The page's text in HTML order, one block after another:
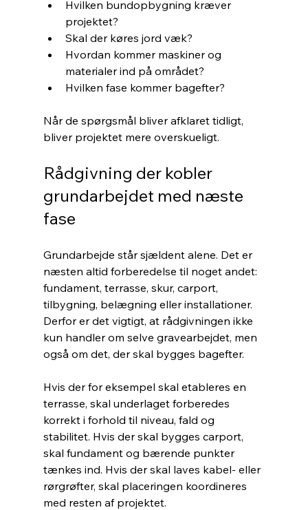
Hvilken bundopbygning kræver
projektet?
Skal der køres jord væk?
Hvordan kommer maskiner og
materialer ind på området?
Hvilken fase kommer bagefter?
Når de spørgsmål bliver afklaret tidligt,
bliver projektet mere overskueligt.
Rådgivning der kobler
grundarbejdet med næste
fase
Grundarbejde står sjældent alene. Det er
næsten altid forberedelse til noget andet:
fundament, terrasse, skur, carport,
tilbygning, belægning eller installationer.
Derfor er det vigtigt, at rådgivningen ikke
kun handler om selve gravearbejdet, men
også om det, der skal bygges bagefter.
Hvis der for eksempel skal etableres en
terrasse, skal underlaget forberedes
korrekt i forhold til niveau, fald og
stabilitet. Hvis der skal bygges carport,
skal fundament og bærende punkter
tænkes ind. Hvis der skal laves kabel- eller
rørgrøfter, skal placeringen koordineres
med resten af projektet.